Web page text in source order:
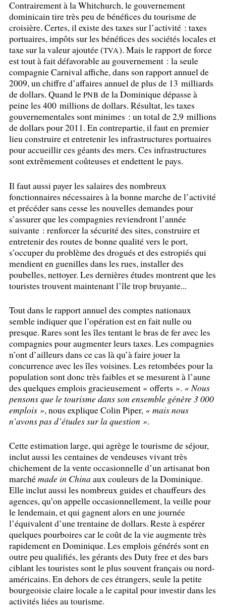
Contrairement à la Whitchurch, le gouvernement
dominicain tire très peu de bénéfices du tourisme de
croisière. Certes, il existe des taxes sur l’activité : taxes
portuaires, impôts sur les bénéfices des sociétés locales et
taxe sur la valeur ajoutée (TVA). Mais le rapport de force
est tout à fait défavorable au gouvernement : la seule
compagnie Carnival affiche, dans son rapport annuel de
2009, un chiffre d’affaires annuel de plus de 13 milliards
de dollars. Quand le PNB de la Dominique dépasse à
peine les 400 millions de dollars. Résultat, les taxes
gouvernementales sont minimes : un total de 2,9 millions
de dollars pour 2011. En contrepartie, il faut en premier
lieu construire et entretenir les infrastructures portuaires
pour accueillir ces géants des mers. Ces infrastructures
sont extrêmement coûteuses et endettent le pays.
Il faut aussi payer les salaires des nombreux
fonctionnaires nécessaires à la bonne marche de l’activité
et précéder sans cesse les nouvelles demandes pour
s’assurer que les compagnies reviendront l’année
suivante : renforcer la sécurité des sites, construire et
entretenir des routes de bonne qualité vers le port,
s’occuper du problème des drogués et des estropiés qui
mendient en guenilles dans les rues, installer des
poubelles, nettoyer. Les dernières études montrent que les
touristes trouvent maintenant l’île trop bruyante...
Tout dans le rapport annuel des comptes nationaux
semble indiquer que l’opération est en fait nulle ou
presque. Rares sont les îles tentant le bras de fer avec les
compagnies pour augmenter leurs taxes. Les compagnies
n’ont d’ailleurs dans ce cas là qu’à faire jouer la
concurrence avec les îles voisines. Les retombées pour la
population sont donc très faibles et se mesurent à l’aune
des quelques emplois gracieusement « offerts ». « Nous
pensons que le tourisme dans son ensemble génère 3 000
emplois », nous explique Colin Piper, « mais nous
n’avons pas d’études sur la question ».
Cette estimation large, qui agrège le tourisme de séjour,
inclut aussi les centaines de vendeuses vivant très
chichement de la vente occasionnelle d’un artisanat bon
marchémade in Chinaaux couleurs de la Dominique.
Elle inclut aussi les nombreux guides et chauffeurs des
agences, qu’on appelle occasionnellement, la veille pour
le lendemain, et qui gagnent alors en une journée
l’équivalent d’une trentaine de dollars. Reste à espérer
quelques pourboires car le coût de la vie augmente très
rapidement en Dominique. Les emplois générés sont en
outre peu qualifiés, les gérants des Duty free et des bars
ciblant les touristes sont le plus souvent français ou nord-
américains. En dehors de ces étrangers, seule la petite
bourgeoisie claire locale a le capital pour investir dans les
activités liées au tourisme.